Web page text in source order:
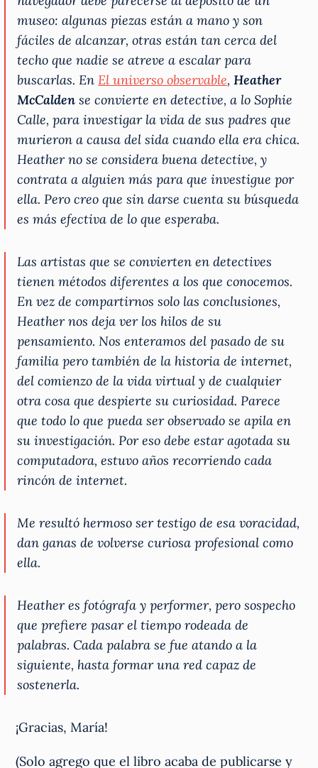
museo: algunas piezas están a mano y son
fáciles de alcanzar, otras están tan cerca del
techo que nadie se atreve a escalar para
buscarlas. EnEl universo observable,Heather
McCalden se convierte en detective, a lo Sophie
Calle, para investigar la vida de sus padres que
murieron a causa del sida cuando ella era chica.
Heather no se considera buena detective, y
contrata a alguien más para que investigue por
ella. Pero creo que sin darse cuenta su búsqueda
es más efectiva de lo que esperaba.
Las artistas que se convierten en detectives
tienen métodos diferentes a los que conocemos.
En vez de compartirnos solo las conclusiones,
Heather nos deja ver los hilos de su
pensamiento. Nos enteramos del pasado de su
familia pero también de la historia de internet,
del comienzo de la vida virtual y de cualquier
otra cosa que despierte su curiosidad. Parece
que todo lo que pueda ser observado se apila en
su investigación. Por eso debe estar agotada su
computadora, estuvo años recorriendo cada
rincón de internet.
Me resultó hermoso ser testigo de esa voracidad,
dan ganas de volverse curiosa profesional como
ella.
Heather es fotógrafa y performer, pero sospecho
que prefiere pasar el tiempo rodeada de
palabras. Cada palabra se fue atando a la
siguiente, hasta formar una red capaz de
sostenerla.
¡Gracias, María!
(Solo agrego que el libro acaba de publicarse y